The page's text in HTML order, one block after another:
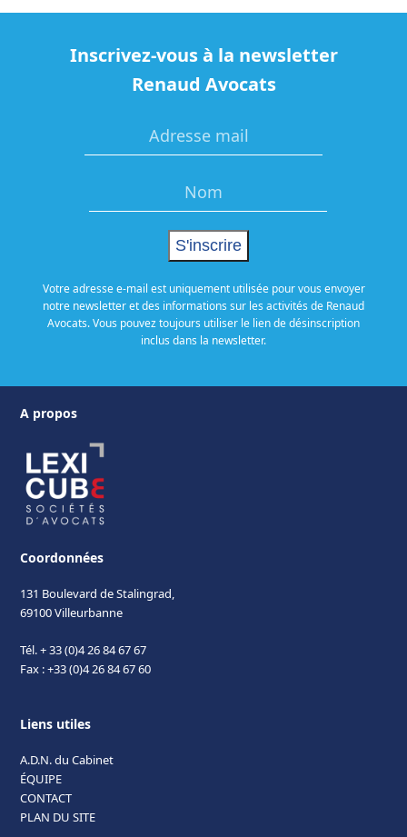
post:
post:
Inscrivez-vous à la newsletter
Renaud Avocats
Votre adresse e-mail est uniquement utilisée pour vous envoyer
notre newsletter et des informations sur les activités de Renaud
Avocats. Vous pouvez toujours utiliser le lien de désinscription
inclus dans la newsletter.
A propos
Coordonnées
131 Boulevard de Stalingrad,
69100 Villeurbanne
Tél. + 33 (0)4 26 84 67 67
Fax : +33 (0)4 26 84 67 60
Liens utiles
A.D.N. du Cabinet
ÉQUIPE
CONTACT
PLAN DU SITE